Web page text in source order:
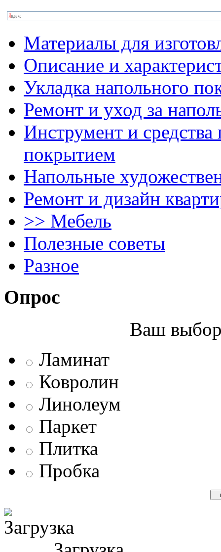
Материалы для
Описание и
Укладка напольного
Ремонт и уход за
Инструмент и
покрытием
Напольные
Ремонт и дизайн
>> Мебель
Полезные советы
Разное
Опрос
Ваш выбор
Ламинат
Ковролин
Линолеум
Паркет
Плитка
Пробка